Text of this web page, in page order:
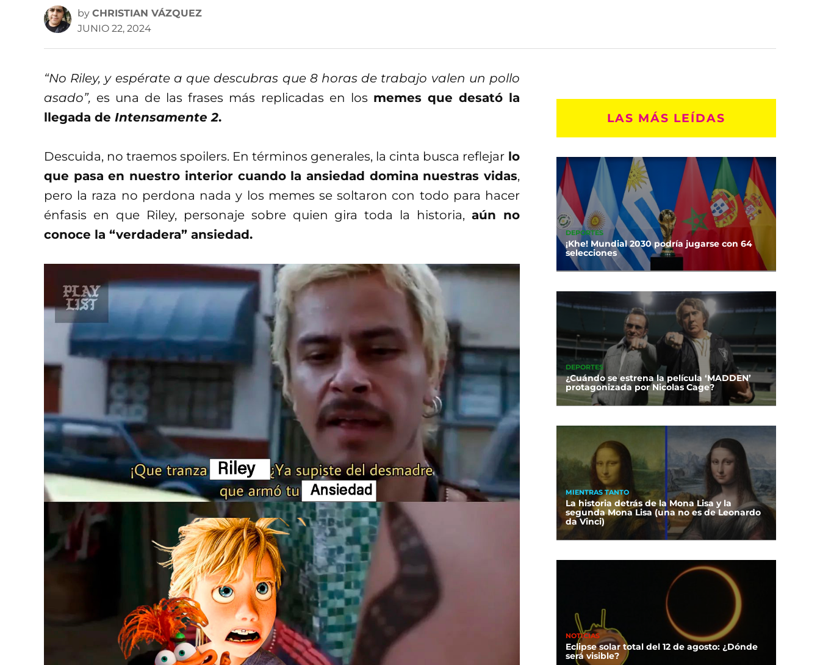
by CHRISTIAN VÁZQUEZ
JUNIO 22, 2024
“No Riley, y espérate a que descubras que 8 horas de trabajo valen un pollo
asado”, es una de las frases más replicadas en los memes que desató la
llegada de Intensamente 2.
Descuida, no traemos spoilers. En términos generales, la cinta busca reflejar lo
que pasa en nuestro interior cuando la ansiedad domina nuestras vidas,
pero la raza no perdona nada y los memes se soltaron con todo para hacer
énfasis en que Riley, personaje sobre quien gira toda la historia,aún no
conoce la “verdadera” ansiedad.
LAS MÁS LEÍDAS
DEPORTES
¡Khe! Mundial 2030 podría jugarse con 64
selecciones
DEPORTES
¿Cuándo se estrena la película ‘MADDEN’
protagonizada por Nicolas Cage?
MIENTRAS TANTO
La historia detrás de la Mona Lisa y la
segunda Mona Lisa (una no es de Leonardo
da Vinci)
NOTICIAS
Eclipse solar total del 12 de agosto: ¿Dónde
será visible?